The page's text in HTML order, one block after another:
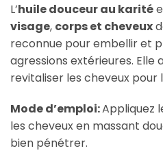
L’huile douceur au karité
visage, corps et cheveux
reconnue pour embellir et
agressions extérieures.
revitaliser les cheveux pour
Mode d’emploi:Appliquez
les cheveux en massant
bien pénétrer.